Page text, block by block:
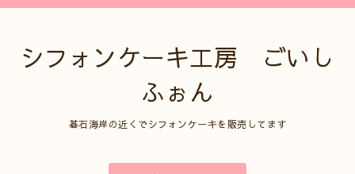
シフォンケーキ工房 ごいし
ふぉん
碁石海岸の近くでシフォンケーキを販売してます